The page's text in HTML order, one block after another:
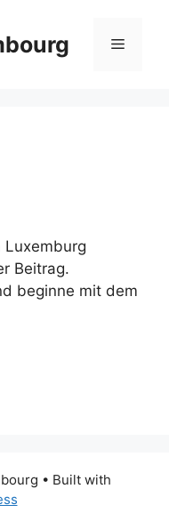
Menu
Luxemburg
Beitrag.
beginne mit dem
• Built with